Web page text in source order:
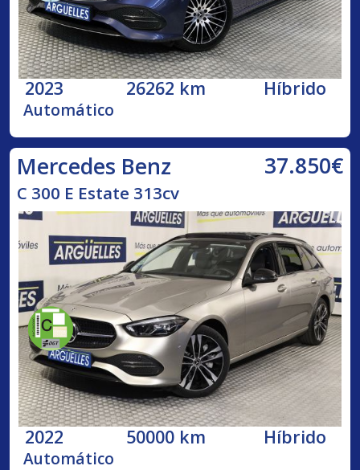
2023 26262 km Híbrido
Automático
Mercedes Benz 37.850€
C 300 E Estate 313cv
2022 50000 km Híbrido
Automático